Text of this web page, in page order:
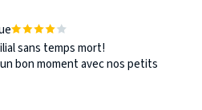
sans temps mort!
bon moment avec nos petits